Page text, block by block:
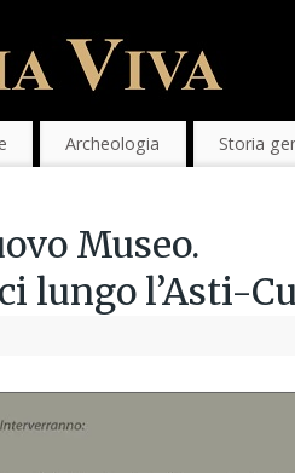
Archeologia Storia
Museo.
lungo l’Asti-